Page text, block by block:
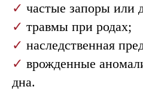
✓ частые запоры или
✓ травмы при родах;
✓ наследственная
✓ врожденные
дна.